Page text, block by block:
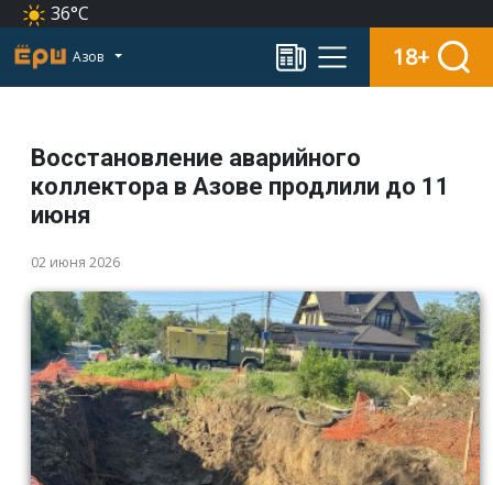
36°C
Азов 18+
Восстановление аварийного
коллектора в Азове продлили до 11
июня
02 июня 2026